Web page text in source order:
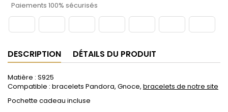
Paiements 100% sécurisés
DESCRIPTION DÉTAILS DU PRODUIT
Matière : S925
Compatible : bracelets Pandora, Gnoce, bracelets de notre site
Pochette cadeau incluse